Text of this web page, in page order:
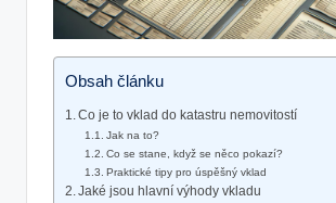
Obsah článku
Co‍ je to vklad do katastru‍ nemovitostí
Jak na to?
Co se stane, když se něco pokazí?
Praktické tipy pro úspěšný vklad
Jaké jsou hlavní výhody vkladu